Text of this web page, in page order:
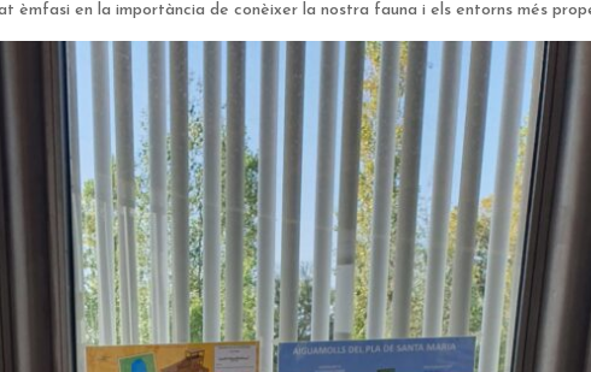
èmfasi en la importància de conèixer la nostra fauna i els entorns més